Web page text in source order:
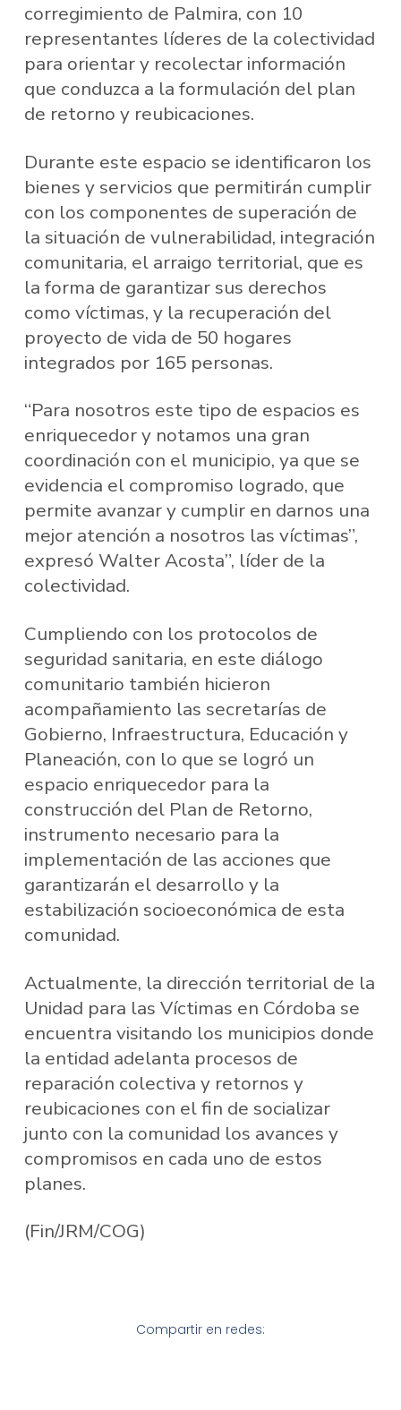
corregimiento de Palmira, con 10
representantes líderes de la colectividad
para orientar y recolectar información
que conduzca a la formulación del plan
de retorno y reubicaciones.
Durante este espacio se identificaron los
bienes y servicios que permitirán cumplir
con los componentes de superación de
la situación de vulnerabilidad, integración
comunitaria, el arraigo territorial, que es
la forma de garantizar sus derechos
como víctimas, y la recuperación del
proyecto de vida de 50 hogares
integrados por 165 personas.
“Para nosotros este tipo de espacios es
enriquecedor y notamos una gran
coordinación con el municipio, ya que se
evidencia el compromiso logrado, que
permite avanzar y cumplir en darnos una
mejor atención a nosotros las víctimas”,
expresó Walter Acosta”, líder de la
colectividad.
Cumpliendo con los protocolos de
seguridad sanitaria, en este diálogo
comunitario también hicieron
acompañamiento las secretarías de
Gobierno, Infraestructura, Educación y
Planeación, con lo que se logró un
espacio enriquecedor para la
construcción del Plan de Retorno,
instrumento necesario para la
implementación de las acciones que
garantizarán el desarrollo y la
estabilización socioeconómica de esta
comunidad.
Actualmente, la dirección territorial de la
Unidad para las Víctimas en Córdoba se
encuentra visitando los municipios donde
la entidad adelanta procesos de
reparación colectiva y retornos y
reubicaciones con el fin de socializar
junto con la comunidad los avances y
compromisos en cada uno de estos
planes.
(Fin/JRM/COG)
Compartir en redes: